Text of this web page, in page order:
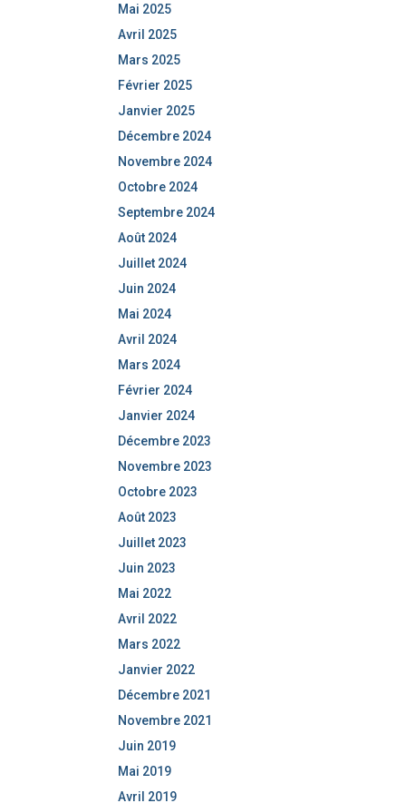
Mai 2025
Avril 2025
Mars 2025
Février 2025
Janvier 2025
Décembre 2024
Novembre 2024
Octobre 2024
Septembre 2024
Août 2024
Juillet 2024
Juin 2024
Mai 2024
Avril 2024
Mars 2024
Février 2024
Janvier 2024
Décembre 2023
Novembre 2023
Octobre 2023
Août 2023
Juillet 2023
Juin 2023
Mai 2022
Avril 2022
Mars 2022
Janvier 2022
Décembre 2021
Novembre 2021
Juin 2019
Mai 2019
Avril 2019